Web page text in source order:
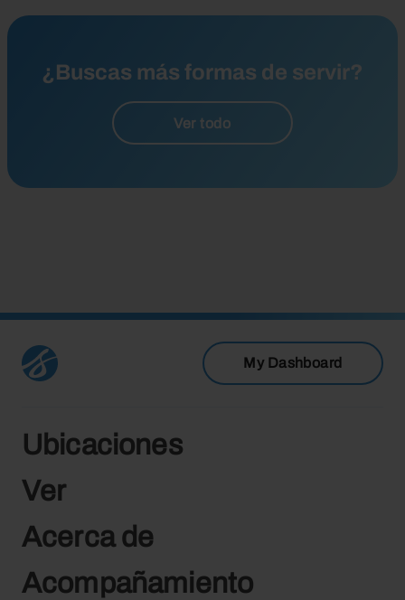
¿Buscas más formas de servir?
Ver todo
My Dashboard
Ubicaciones
Ver
Acerca de
Acompañamiento